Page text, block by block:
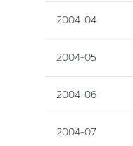
2004-04
2004-05
2004-06
2004-07